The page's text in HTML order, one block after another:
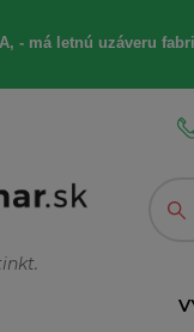
- má letnú uzáveru